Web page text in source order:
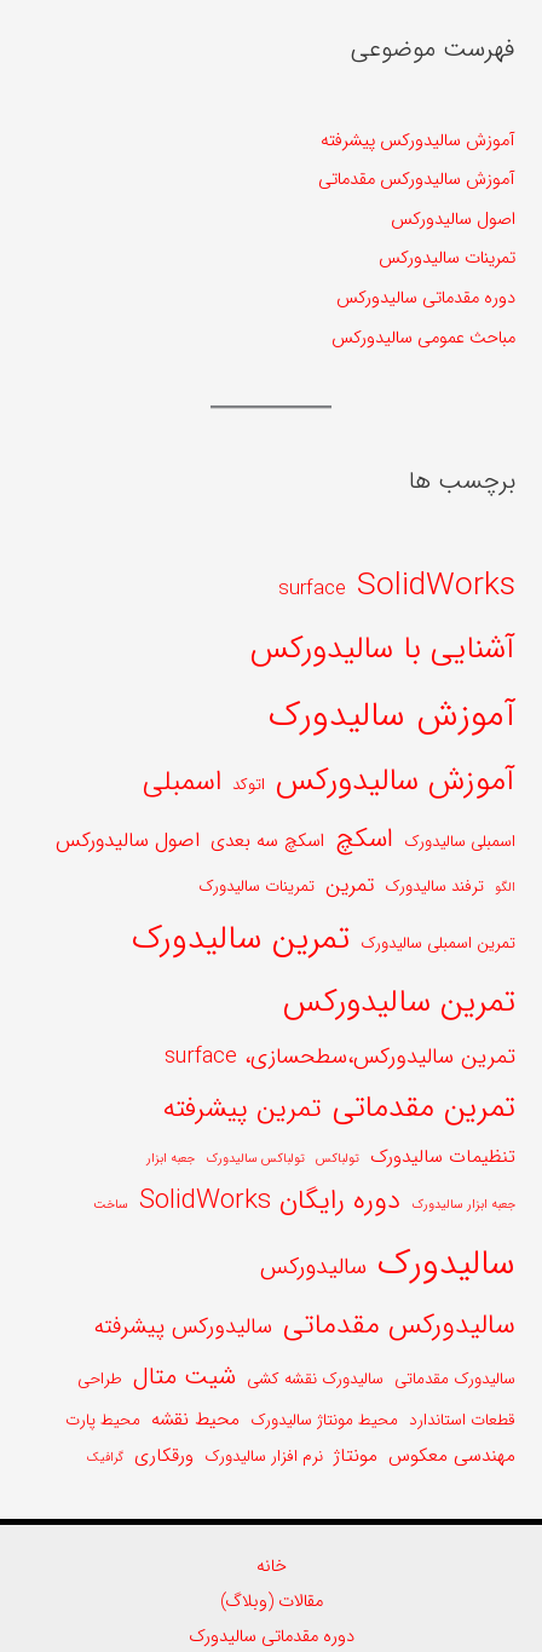
فهرست موضوعی
آموزش سالیدورکس پیشرفته
آموزش سالیدورکس مقدماتی
اصول سالیدورکس
تمرینات سالیدورکس
دوره مقدماتی سالیدورکس
مباحث عمومی سالیدورکس
برچسب ها
SolidWorks
surface
آشنایی با سالیدورکس
آموزش سالیدورک
آموزش سالیدورکس اتوکد اسمبلی
اسمبلی سالیدورک اسکچ اسکچ سه بعدی اصول سالیدورکس
الگو ترفند سالیدورک تمرین تمرینات سالیدورک
تمرین اسمبلی سالیدورک تمرین سالیدورک
تمرین سالیدورکس
تمرین سالیدورکس،سطحسازی، surface
تمرین مقدماتی تمرین پیشرفته
تنظیمات سالیدورک تولباکس تولباکس سالیدورک جعبه ابزار
جعبه ابزار سالیدورک دوره رایگان SolidWorks ساخت
سالیدورک سالیدورکس
سالیدورکس مقدماتی سالیدورکس پیشرفته
سالیدورک مقدماتی سالیدورک نقشه کشی شیت متال طراحی
قطعات استاندارد محیط مونتاژ سالیدورک محیط نقشه محیط پارت
مهندسی معکوس مونتاژ نرم افزار سالیدورک ورقکاری گرافیک
خانه
مقالات (وبلاگ)
دوره مقدماتی سالیدورک